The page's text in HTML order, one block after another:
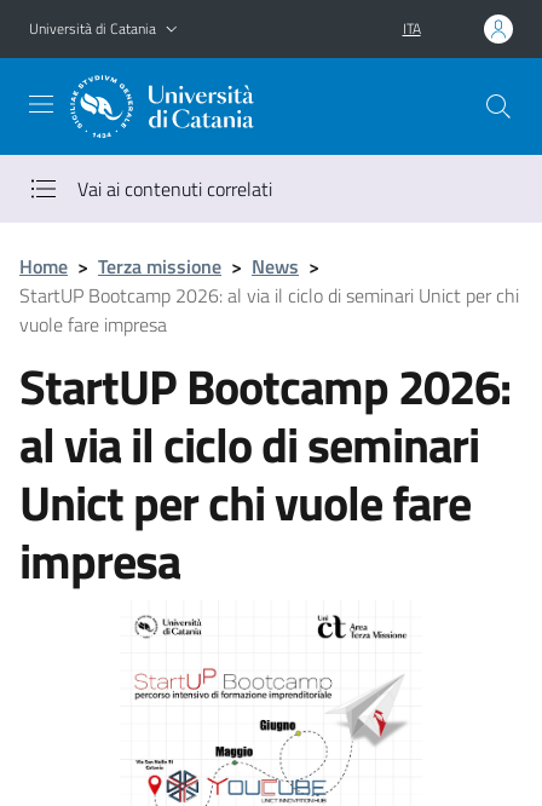
Vai al contenuto principale
Vai al menu di navigazione
Università di Catania ITA
Vai ai contenuti correlati
Home > Terza missione > News >
StartUP Bootcamp 2026: al via il ciclo di seminari Unict per chi
vuole fare impresa
StartUP Bootcamp 2026:
al via il ciclo di seminari
Unict per chi vuole fare
impresa